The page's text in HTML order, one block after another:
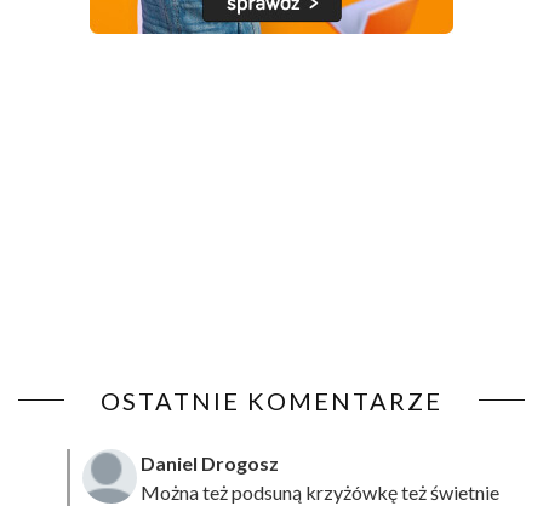
OSTATNIE KOMENTARZE
Daniel Drogosz
Można też podsuną krzyżówkęteż świetnie